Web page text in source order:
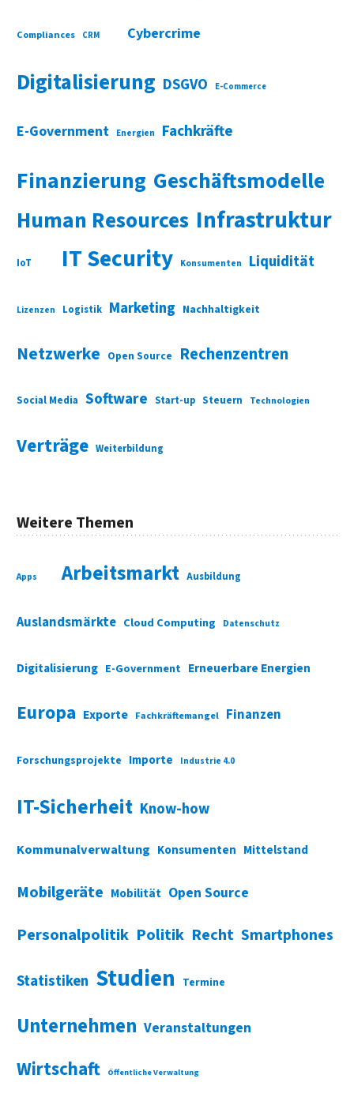
Compliances CRM Cybercrime
Digitalisierung DSGVO E-Commerce
E-Government Energien Fachkräfte
Finanzierung Geschäftsmodelle
Human Resources Infrastruktur
IoT IT Security Konsumenten Liquidität
Lizenzen Logistik Marketing Nachhaltigkeit
Netzwerke Open Source Rechenzentren
Social Media Software Start-up Steuern Technologien
Verträge Weiterbildung
Weitere Themen
Apps Arbeitsmarkt Ausbildung
Auslandsmärkte Cloud Computing Datenschutz
Digitalisierung E-Government Erneuerbare Energien
Europa Exporte Fachkräftemangel Finanzen
Forschungsprojekte Importe Industrie 4.0
IT-Sicherheit Know-how
Kommunalverwaltung Konsumenten Mittelstand
Mobilgeräte Mobilität Open Source
Personalpolitik Politik Recht Smartphones
Statistiken Studien Termine
Unternehmen Veranstaltungen
Wirtschaft Öffentliche Verwaltung